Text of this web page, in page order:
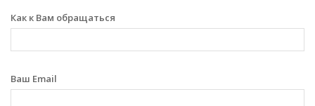
Как к Вам обращаться
Ваш Email